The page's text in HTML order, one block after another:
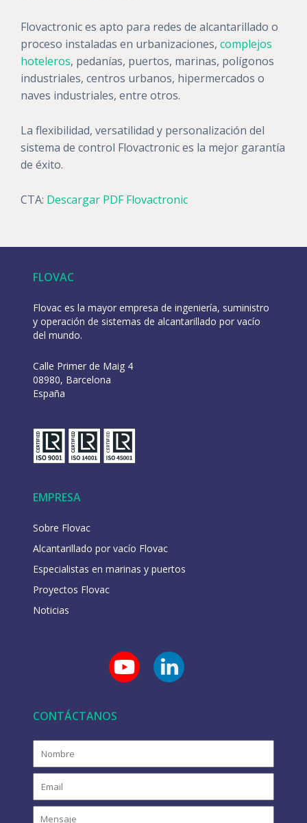
Flovactronic es apto para redes de alcantarillado o
proceso instaladas en urbanizaciones, complejos
hoteleros, pedanías, puertos, marinas, polígonos
industriales, centros urbanos, hipermercados o
naves industriales, entre otros.
La flexibilidad, versatilidad y personalización del
sistema de control Flovactronic es la mejor garantía
de éxito.
CTA: Descargar PDF Flovactronic
FLOVAC
Flovac es la mayor empresa de ingeniería, suministro
y operación de sistemas de alcantarillado por vacío
del mundo.
Calle Primer de Maig 4
08980, Barcelona
España
EMPRESA
Sobre Flovac
Alcantarillado por vacío Flovac
Especialistas en marinas y puertos
Proyectos Flovac
Noticias
CONTÁCTANOS